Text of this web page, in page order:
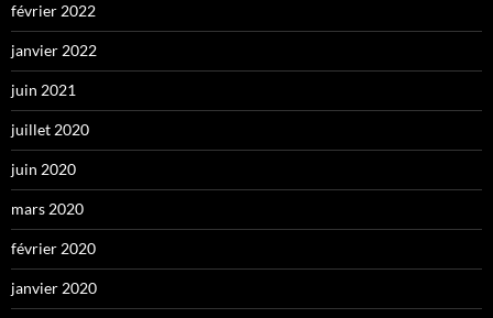
février 2022
janvier 2022
juin 2021
juillet 2020
juin 2020
mars 2020
février 2020
janvier 2020